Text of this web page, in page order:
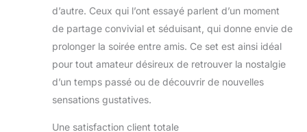
d’autre. Ceux qui l’ont essayé parlent d’un moment
de partage convivial et séduisant, qui donne envie de
prolonger la soirée entre amis. Ce set est ainsi idéal
pour tout amateur désireux de retrouver la nostalgie
d’un temps passé ou de découvrir de nouvelles
sensations gustatives.
Une satisfaction client totale